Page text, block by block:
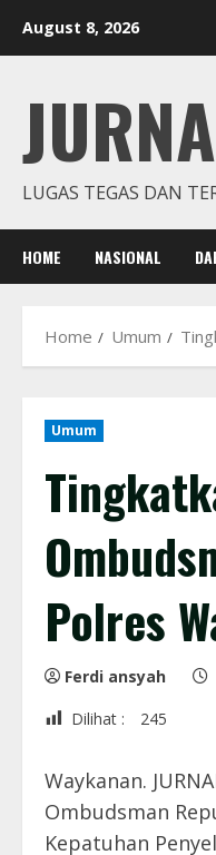
August 8, 2026
LUGAS TEGAS DAN
HOME NASIONAL
Home Umum
Umum
Polres
Ferdi ansyah
Dilihat :
245
Waykanan.
Ombudsman
Kepatuhan